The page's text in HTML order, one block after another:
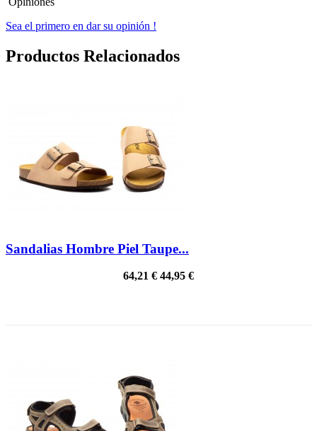
Sea el primero en dar su opinión !
Productos Relacionados
Sandalias Hombre Piel Taupe...
64,21 € 44,95 €